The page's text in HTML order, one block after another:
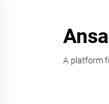
A platform